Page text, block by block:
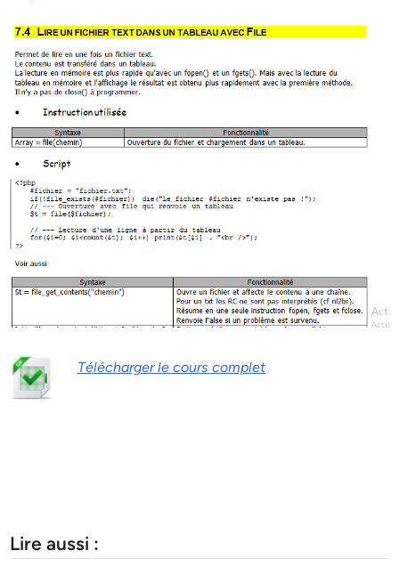
Télécharger le cours complet
Lire aussi :